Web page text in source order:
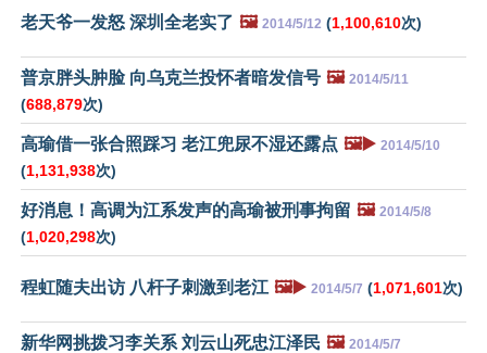
老天爷一发怒 深圳全老实了 🖼️ 2014/5/12 (1,100,610次)
普京胖头肿脸 向乌克兰投怀者暗发信号 🖼️ 2014/5/11
(688,879次)
高瑜借一张合照踩习 老江兜尿不湿还露点 🖼️▶️ 2014/5/10
(1,131,938次)
好消息！高调为江系发声的高瑜被刑事拘留 🖼️ 2014/5/8
(1,020,298次)
程虹随夫出访 八杆子刺激到老江 🖼️▶️ 2014/5/7 (1,071,601次)
新华网挑拨习李关系 刘云山死忠江泽民 🖼️ 2014/5/7